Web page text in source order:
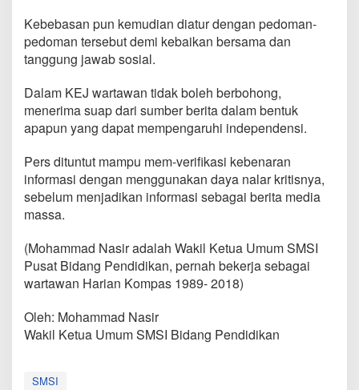
Kebebasan pun kemudian diatur dengan pedoman-
pedoman tersebut demi kebaikan bersama dan
tanggung jawab sosial.
Dalam KEJ wartawan tidak boleh berbohong,
menerima suap dari sumber berita dalam bentuk
apapun yang dapat mempengaruhi independensi.
Pers dituntut mampu mem-verifikasi kebenaran
informasi dengan menggunakan daya nalar kritisnya,
sebelum menjadikan informasi sebagai berita media
massa.
(Mohammad Nasir adalah Wakil Ketua Umum SMSI
Pusat Bidang Pendidikan, pernah bekerja sebagai
wartawan Harian Kompas 1989- 2018)
Oleh: Mohammad Nasir
Wakil Ketua Umum SMSI Bidang Pendidikan
SMSI